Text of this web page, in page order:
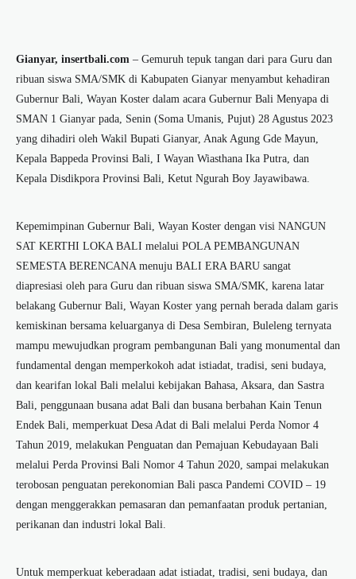
Gianyar, insertbali.com – Gemuruh tepuk tangan dari para Guru dan
ribuan siswa SMA/SMK di Kabupaten Gianyar menyambut kehadiran
Gubernur Bali, Wayan Koster dalam acara Gubernur Bali Menyapa di
SMAN 1 Gianyar pada, Senin (Soma Umanis, Pujut) 28 Agustus 2023
yang dihadiri oleh Wakil Bupati Gianyar, Anak Agung Gde Mayun,
Kepala Bappeda Provinsi Bali, I Wayan Wiasthana Ika Putra, dan
Kepala Disdikpora Provinsi Bali, Ketut Ngurah Boy Jayawibawa.
Kepemimpinan Gubernur Bali, Wayan Koster dengan visi NANGUN
SAT KERTHI LOKA BALI melalui POLA PEMBANGUNAN
SEMESTA BERENCANA menuju BALI ERA BARU sangat
diapresiasi oleh para Guru dan ribuan siswa SMA/SMK, karena latar
belakang Gubernur Bali, Wayan Koster yang pernah berada dalam garis
kemiskinan bersama keluarganya di Desa Sembiran, Buleleng ternyata
mampu mewujudkan program pembangunan Bali yang monumental dan
fundamental dengan memperkokoh adat istiadat, tradisi, seni budaya,
dan kearifan lokal Bali melalui kebijakan Bahasa, Aksara, dan Sastra
Bali, penggunaan busana adat Bali dan busana berbahan Kain Tenun
Endek Bali, memperkuat Desa Adat di Bali melalui Perda Nomor 4
Tahun 2019, melakukan Penguatan dan Pemajuan Kebudayaan Bali
melalui Perda Provinsi Bali Nomor 4 Tahun 2020, sampai melakukan
terobosan penguatan perekonomian Bali pasca Pandemi COVID – 19
dengan menggerakkan pemasaran dan pemanfaatan produk pertanian,
perikanan dan industri lokal Bali.
Untuk memperkuat keberadaan adat istiadat, tradisi, seni budaya, dan